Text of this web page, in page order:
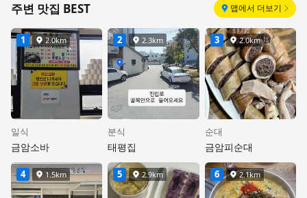
주변 맛집 BEST 맵에서 더보기
1 거리
2.0km
일식
금암소바
2 거리
2.3km
분식
태평집
3 거리
2.0km
순대
금암피순대
4 거리
1.5km 5 거리
2.9km 6 거리
2.1km